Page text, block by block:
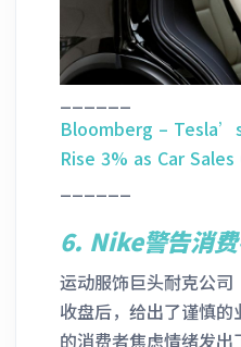
Bloomberg –
Rise 3% as Car
6. Nike警告消
运动服饰巨头耐克公
收盘后，给出了谨慎
的消费者焦虑情绪发